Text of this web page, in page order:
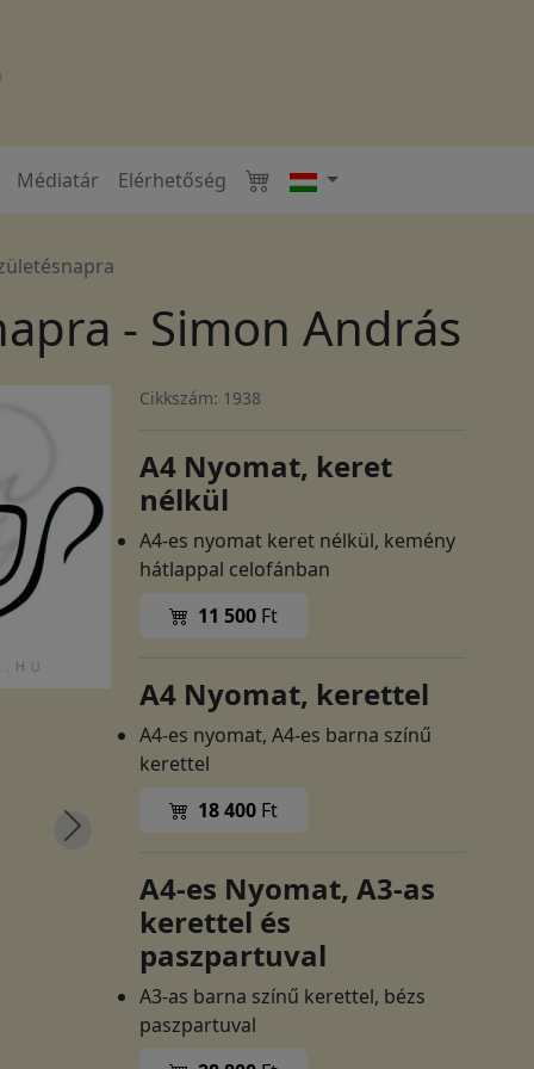
Médiatár Elérhetőség
- Simon András
Cikkszám: 1938
A4 Nyomat, keret
nélkül
A4-es nyomat keret nélkül, kemény
hátlappal celofánban
11 500 Ft
A4 Nyomat, kerettel
A4-es nyomat, A4-es barna színű
kerettel
18 400 Ft
A4-es Nyomat, A3-as
kerettel és
paszpartuval
A3-as barna színű kerettel, bézs
paszpartuval